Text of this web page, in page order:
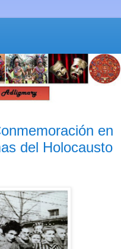
en
del Holocausto